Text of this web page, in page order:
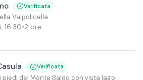
Verificata
Valpolicella
, 16:30•2 ore
Verificata
piedi del Monte Baldo con vista lago